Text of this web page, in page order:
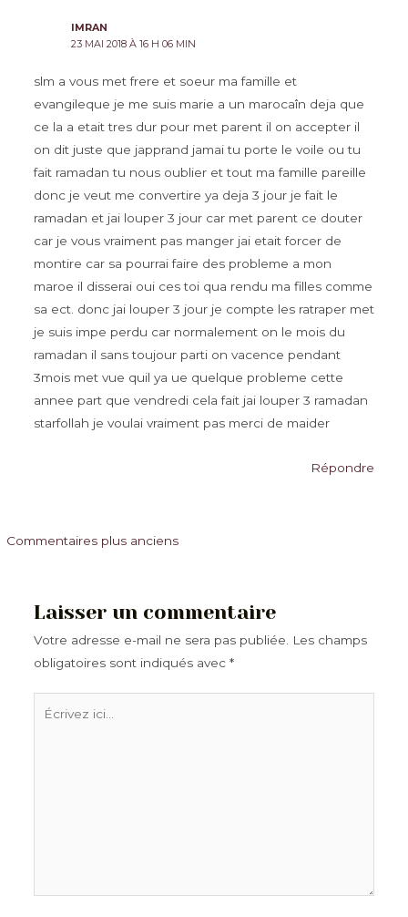
IMRAN
23 MAI 2018 À 16 H 06 MIN
slm a vous met frere et soeur ma famille et
evangileque je me suis marie a un marocaîn deja que
ce la a etait tres dur pour met parent il on accepter il
on dit juste que japprand jamai tu porte le voile ou tu
fait ramadan tu nous oublier et tout ma famille pareille
donc je veut me convertire ya deja 3 jour je fait le
ramadan et jai louper 3 jour car met parent ce douter
car je vous vraiment pas manger jai etait forcer de
montire car sa pourrai faire des probleme a mon
maroe il disserai oui ces toi qua rendu ma filles comme
sa ect. donc jai louper 3 jour je compte les ratraper met
je suis impe perdu car normalement on le mois du
ramadan il sans toujour parti on vacence pendant
3mois met vue quil ya ue quelque probleme cette
annee part que vendredi cela fait jai louper 3 ramadan
starfollah je voulai vraiment pas merci de maider
Répondre
Commentaires
récents
Commentaires plus anciens
Laisser un commentaire
Votre adresse e-mail ne sera pas publiée.
Les champs
obligatoires sont indiqués avec *